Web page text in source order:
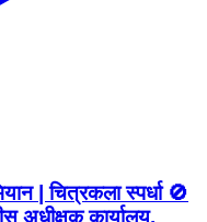
| चित्रकला स्पर्धा 🚫